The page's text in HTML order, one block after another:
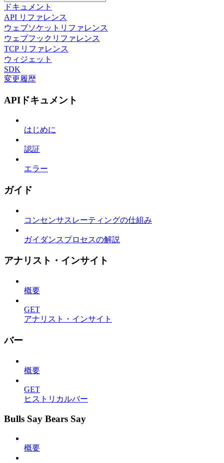
ドキュメント
API リファレンス
ウェブソケットリファレンス
ウェブフックリファレンス
TCP リファレンス
ウィジェット
SDK
変更履歴
APIドキュメント
はじめに
認証
エラー
ガイド
コンセンサスレーティングの仕組み
ガイダンスプロセスの解説
アナリスト・インサイト
概要
GET
アナリスト・インサイト
バー
概要
GET
ヒストリカルバー
Bulls Say Bears Say
概要